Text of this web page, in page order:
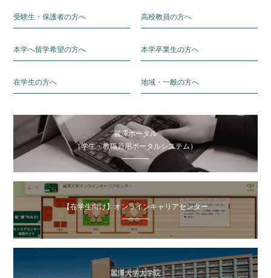
受験生・保護者の方へ 高校教員の方へ
本学へ留学希望の方へ 本学卒業生の方へ
在学生の方へ 地域・一般の方へ
麗澤ポータル
（学生・教職員用ポータルシステム）
【在学生向け】オンラインキャリアセンター
麗澤大学大学院